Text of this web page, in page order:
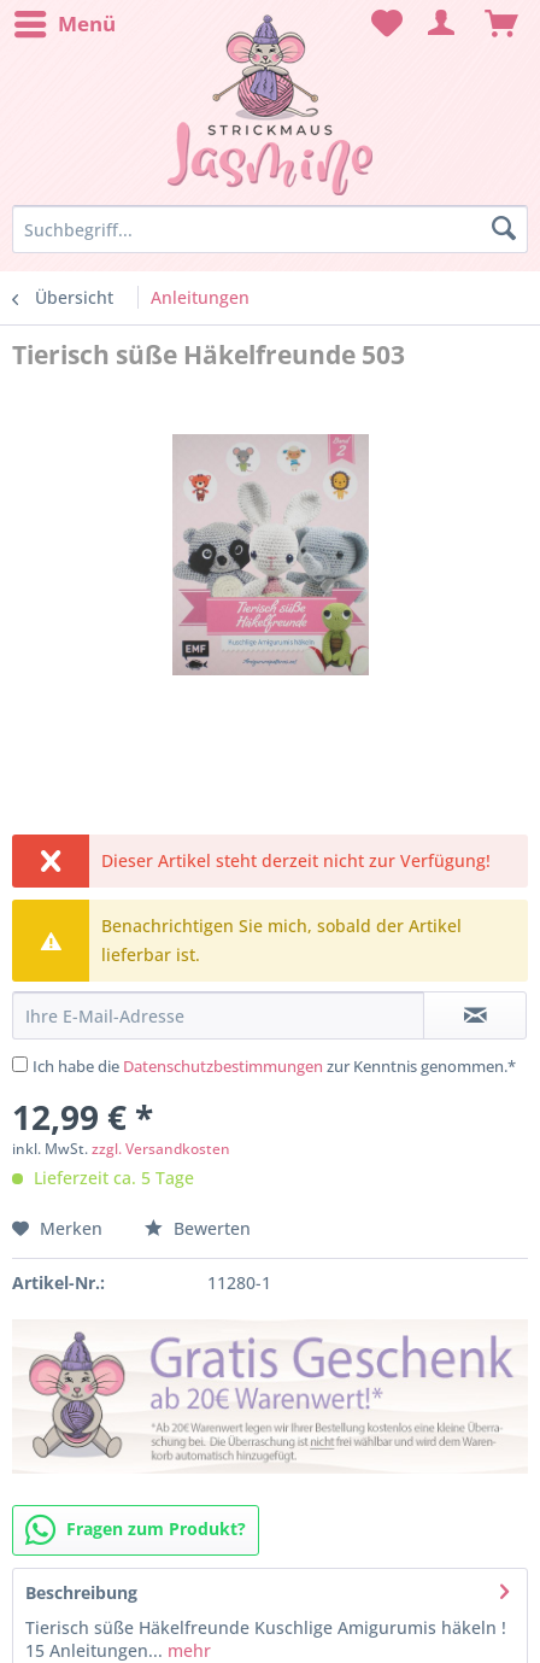
Menü
Übersicht Anleitungen
Tierisch süße Häkelfreunde 503
Dieser Artikel steht derzeit nicht zur Verfügung!
Benachrichtigen Sie mich, sobald der Artikel
lieferbar ist.
Ich habe die Datenschutzbestimmungen zur Kenntnis genommen.*
12,99 € *
inkl. MwSt.zzgl. Versandkosten
Lieferzeit ca. 5 Tage
Merken Bewerten
Artikel-Nr.: 11280-1
Fragen zum Produkt?
Beschreibung
Tierisch süße Häkelfreunde Kuschlige Amigurumis häkeln !
15 Anleitungen... mehr